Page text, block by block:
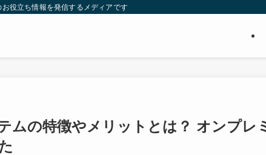
役立ち情報を発信するメディアです
ムの特徴やメリットとは？ オンプレ